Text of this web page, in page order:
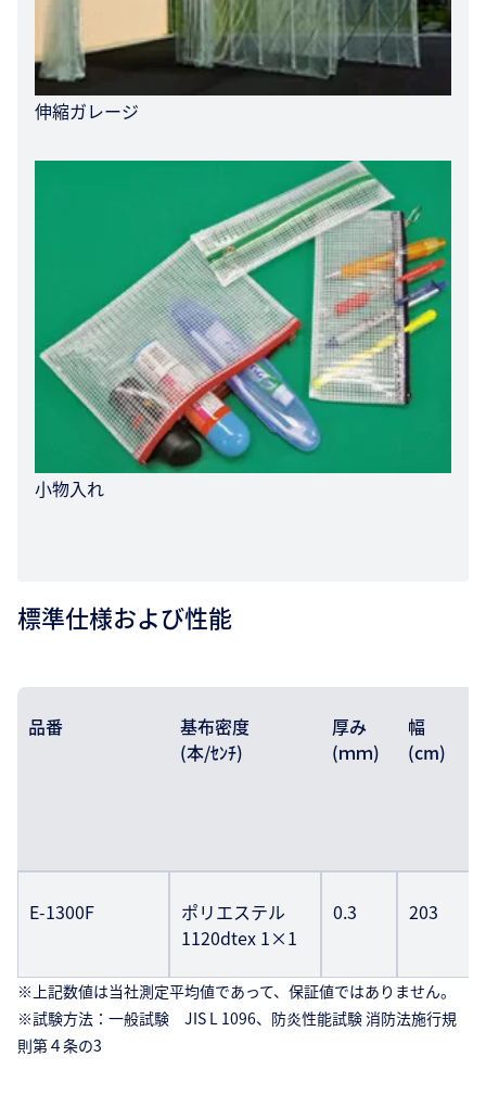
伸縮ガレージ
小物入れ
標準仕様および性能
品番
基布密度
(本/ｾﾝﾁ)
厚み
(ｍｍ)
幅
(cm)
E-1300F
ポリエステル
1120dtex 1×1
0.3 203
※上記数値は当社測定平均値であって、保証値ではありません。
※試験方法：一般試験 JIS L 1096、防炎性能試験 消防法施行規
則第４条の3